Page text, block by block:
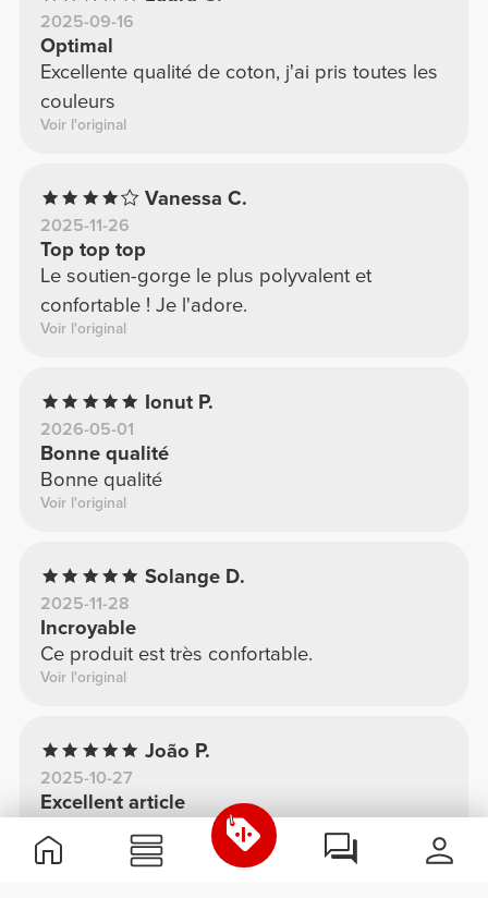
2025-09-16
Optimal
Excellente qualité de coton, j'ai pris toutes les
couleurs
Voir l'original
Vanessa C.
2025-11-26
Top top top
Le soutien-gorge le plus polyvalent et
confortable ! Je l'adore.
Voir l'original
Ionut P.
2026-05-01
Bonne qualité
Bonne qualité
Voir l'original
Solange D.
2025-11-28
Incroyable
Ce produit est très confortable.
Voir l'original
João P.
2025-10-27
Excellent article
Excellent article
Voir l'original